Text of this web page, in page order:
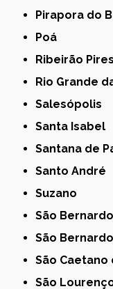
Pirapora do
Poá
Ribeirão Pires
Rio Grande
Salesópolis
Santa Isabel
Santana de
Santo André
Suzano
São
São
São
São